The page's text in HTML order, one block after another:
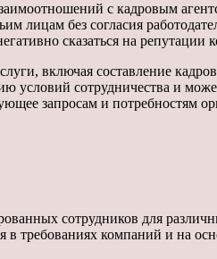
с кадровым
лицам без согласия
сказаться на репутации
включая составление
условий сотрудничества и
запросам и потребностям
сотрудников для
в требованиях компаний и на